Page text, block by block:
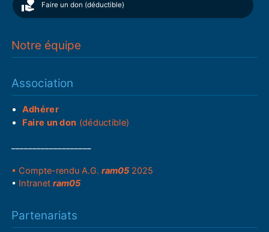
Faire un don (déductible)
Notre équipe
Association
Adhérer
Faire un don (déductible)
• Compte-rendu A.G.ram05 2025
• Intranetram05
Partenariats